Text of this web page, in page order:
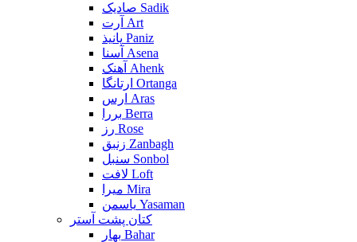
صادیک Sadik
آرت Art
پانیذ Paniz
آسنا Asena
آهنک Ahenk
ارتانگا Ortanga
ارس Aras
بررا Berra
رز Rose
زنبق Zanbagh
سنبل Sonbol
لافت Loft
میرا Mira
یاسمن Yasaman
کتان پشت آستر
بهار Bahar